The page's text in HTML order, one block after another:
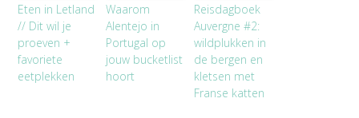
Eten in Letland
// Dit wil je
proeven +
favoriete
eetplekken
Waarom
Alentejo in
Portugal op
jouw bucketlist
hoort
Reisdagboek
Auvergne #2:
wildplukken in
de bergen en
kletsen met
Franse katten